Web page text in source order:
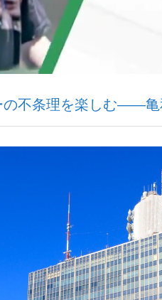
て明かした日本代表監督に...
の不条理を楽しむ――亀